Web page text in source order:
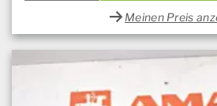
Meinen Preis